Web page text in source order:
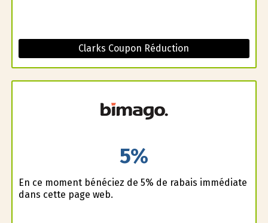
Clarks Coupon Réduction
5%
En ce moment bénéficiez de 5% de rabais immédiate
dans cette page web.